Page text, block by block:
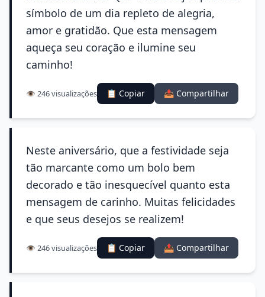
símbolo de um dia repleto de alegria,
amor e gratidão. Que esta mensagem
aqueça seu coração e ilumine seu
caminho!
👁️ 246 visualizações 📋 Copiar 📤 Compartilhar
Neste aniversário, que a festividade seja
tão marcante como um bolo bem
decorado e tão inesquecível quanto esta
mensagem de carinho. Muitas felicidades
e que seus desejos se realizem!
👁️ 246 visualizações 📋 Copiar 📤 Compartilhar